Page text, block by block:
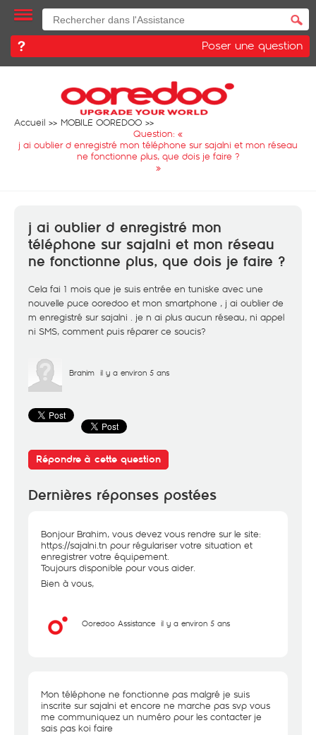
Poser une question
Accueil
MOBILE OOREDOO
Question: «
j ai oublier d enregistré mon téléphone sur sajalni et mon réseau
ne fonctionne plus, que dois je faire ?
»
j ai oublier d enregistré mon
téléphone sur sajalni et mon réseau
ne fonctionne plus, que dois je faire ?
Cela fai 1 mois que je suis entrée en tuniske avec une
nouvelle puce ooredoo et mon smartphone , j ai oublier de
m enregistré sur sajalni . je n ai plus aucun réseau, ni appel
ni SMS, comment puis réparer ce soucis?
Brahim il y a environ 5 ans
Répondre à cette question
Dernières réponses postées
Bonjour Brahim, vous devez vous rendre sur le site:
https://sajalni.tn pour régulariser votre situation et
enregistrer votre équipement.
Toujours disponible pour vous aider.
Bien à vous,
Ooredoo Assistance il y a environ 5 ans
Mon téléphone ne fonctionne pas malgré je suis
inscrite sur sajalni et encore ne marche pas svp vous
me communiquez un numéro pour les contacter je
sais pas koi faire